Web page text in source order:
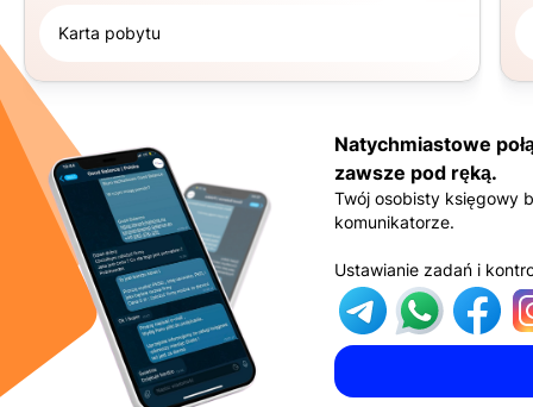
Karta pobytu
Natychmiastowe
zawsze pod ręką.
Twój osobisty księgowy
komunikatorze.
Ustawianie zadań i